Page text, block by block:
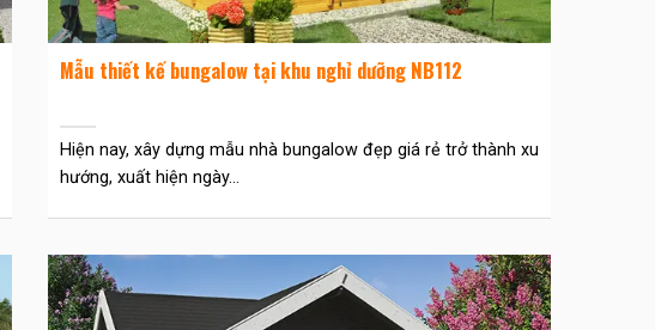
Mẫu thiết kế bungalow tại khu nghỉ dưỡng NB112
Hiện nay, xây dựng mẫu nhà bungalow đẹp giá rẻ trở thành xu
hướng, xuất hiện ngày...